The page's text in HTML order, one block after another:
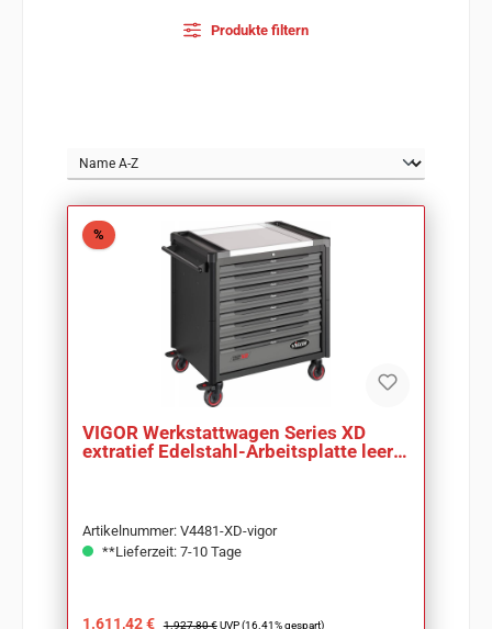
Produkte filtern
%Rabatt
VIGOR Werkstattwagen Series XD
extratief Edelstahl-Arbeitsplatte leer
Artikelnummer: V4481-XD-vigor
**Lieferzeit: 7-10 Tage
Verkaufspreis:
1.611,42 € Regulärer Preis:
1.927,80 € UVP (16.41% gespart)